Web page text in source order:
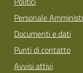
Personale
Documenti e dati
Punti di contatto
Avvisi attivi